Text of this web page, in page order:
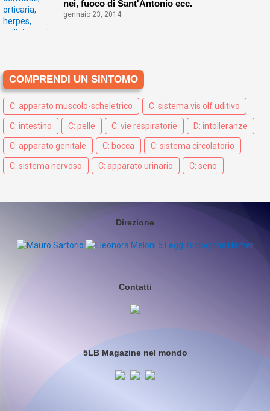
nei, fuoco di Sant'Antonio ecc.
gennaio 23, 2014
COMPRENDI UN SINTOMO
C: apparato muscolo-scheletrico C: sistema vis olf uditivo
C: intestino C: pelle C: vie respiratorie D: intolleranze
C: apparato genitale C: bocca C: sistema circolatorio
C: sistema nervoso C: apparato urinario C: seno
Direzione
Contatti
5LB Magazine nel mondo